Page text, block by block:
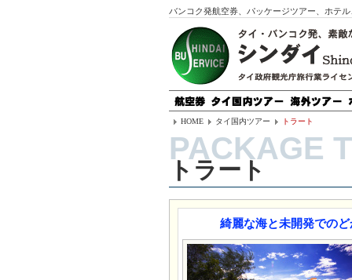
バンコク発航空券、パッケージツアー、ホテ
HOME タイ国内ツアー トラート
トラート
綺麗な海と未開発での